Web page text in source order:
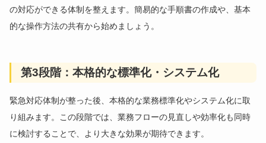
の対応ができる体制を整えます。簡易的な手順書の作成や、基本
的な操作方法の共有から始めましょう。
第3段階：本格的な標準化・システム化
緊急対応体制が整った後、本格的な業務標準化やシステム化に取
り組みます。この段階では、業務フローの見直しや効率化も同時
に検討することで、より大きな効果が期待できます。